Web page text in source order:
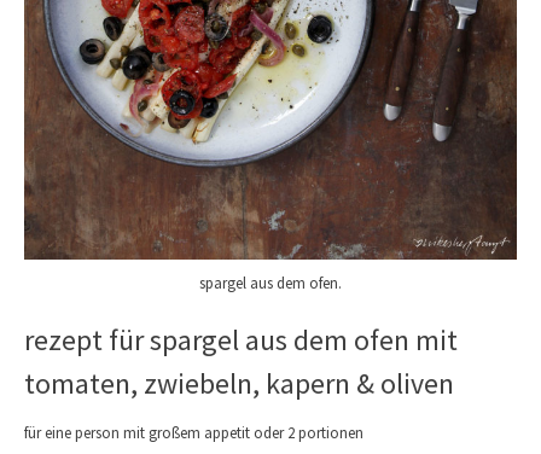
spargel aus dem ofen.
rezept für spargel aus dem ofen mit
tomaten, zwiebeln, kapern & oliven
für eine person mit großem appetit oder 2 portionen